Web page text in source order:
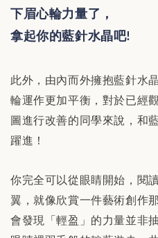
下眉心輪力量了，
拿起你的藍針水晶吧!
此外，由內而外擁抱藍針水
輪運作更加平衡，對於已經
圖進行改善的同學來說，和
躍進！
你完全可以從眼睛開始，閱
翼，就像欣賞一件藝術創作
會發現「輕盈」的力量並非